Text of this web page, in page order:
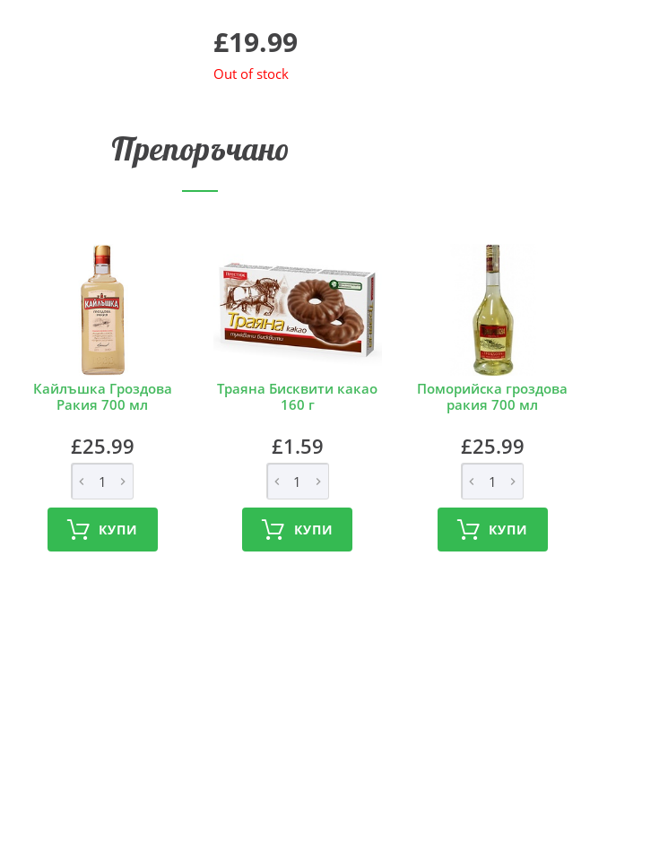
£19.99
Out of stock
Препоръчано
Кайлъшка Гроздова
Ракия 700 мл
£25.99
КУПИ
Траяна Бисквити какао
160 г
£1.59
КУПИ
Поморийска гроздова
ракия 700 мл
£25.99
КУПИ